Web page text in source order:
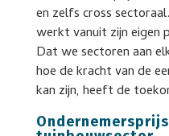
en zelfs cross
werkt vanuit zijn eigen
Dat we sectoren aan
hoe de kracht van de
kan zijn, heeft de